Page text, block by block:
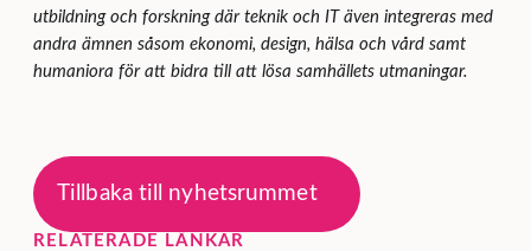
utbildning och forskning där teknik och IT även integreras med
andra ämnen såsom ekonomi, design, hälsa och vård samt
humaniora för att bidra till att lösa samhällets utmaningar.
Tillbaka till nyhetsrummet
RELATERADE LÄNKAR